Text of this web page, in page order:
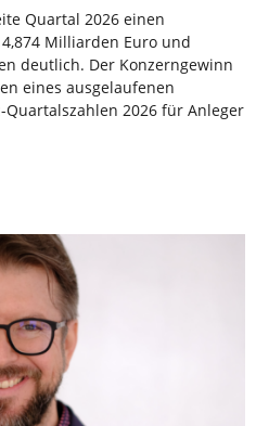
Quartal 2026 einen
Milliarden Euro und
deutlich. Der Konzerngewinn
eines ausgelaufenen
2026 für Anleger